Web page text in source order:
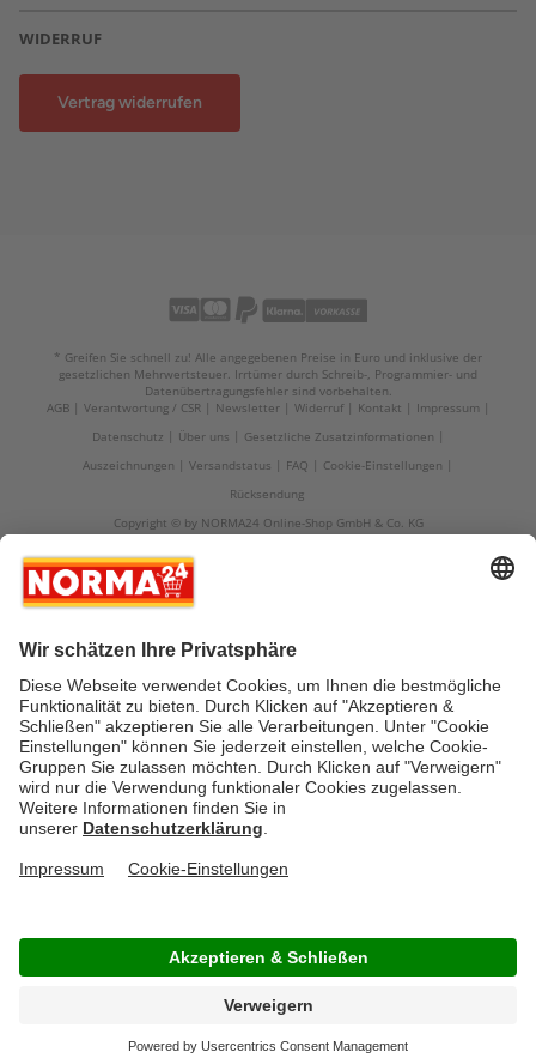
WIDERRUF
Vertrag widerrufen
* Greifen Sie schnell zu! Alle angegebenen Preise in Euro und inklusive der
gesetzlichen Mehrwertsteuer. Irrtümer durch Schreib-, Programmier- und
Datenübertragungsfehler sind vorbehalten.
AGB
Verantwortung / CSR Newsletter Widerruf Kontakt
Impressum
Datenschutz
Über uns
Gesetzliche Zusatzinformationen
Auszeichnungen
Versandstatus FAQ
Cookie-Einstellungen
Rücksendung
Copyright © by NORMA24 Online-Shop GmbH & Co. KG